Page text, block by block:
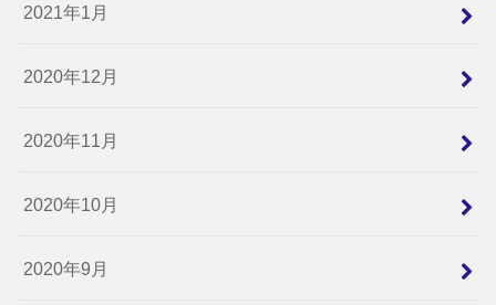
2021年1月
2020年12月
2020年11月
2020年10月
2020年9月